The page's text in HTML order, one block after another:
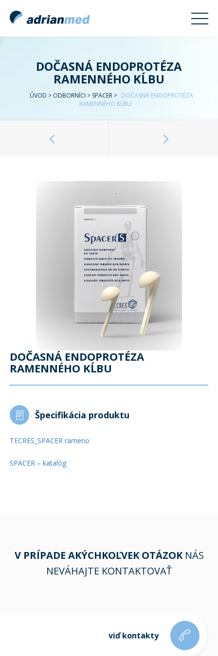
DOČASNÁ ENDOPROTÉZA
RAMENNÉHO KĹBU
ÚVOD > ODBORNÍCI > SPACER > DOČASNÁ ENDOPROTÉZA
RAMENNÉHO KĹBU
DOČASNÁ ENDOPROTÉZA
RAMENNÉHO KĹBU
Špecifikácia produktu
TECRES_SPACER rameno
SPACER – katalóg
V PRÍPADE AKÝCHKOĽVEK OTÁZOKNÁS
NEVÁHAJTE KONTAKTOVAŤ
viď kontakty